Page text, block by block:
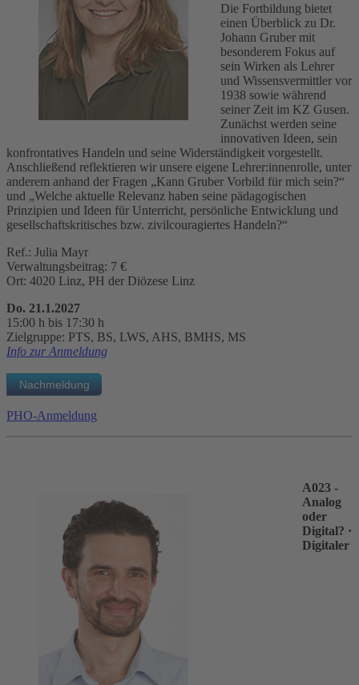
Die Fortbildung bietet
einen Überblick zu Dr.
Johann Gruber mit
besonderem Fokus auf
sein Wirken als Lehrer
und Wissensvermittler vor
1938 sowie während
seiner Zeit im KZ Gusen.
Zunächst werden seine
innovativen Ideen, sein
konfrontatives Handeln und seine Widerständigkeit vorgestellt.
Anschließend reflektieren wir unsere eigene Lehrer:innenrolle, unter
anderem anhand der Fragen „Kann Gruber Vorbild für mich sein?“
und „Welche aktuelle Relevanz haben seine pädagogischen
Prinzipien und Ideen für Unterricht, persönliche Entwicklung und
gesellschaftskritisches bzw. zivilcouragiertes Handeln?“
Ref.: Julia Mayr
Verwaltungsbeitrag: 7 €
Ort: 4020 Linz, PH der Diözese Linz
Do. 21.1.2027
15:00 h bis 17:30 h
Zielgruppe: PTS, BS, LWS, AHS, BMHS, MS
Info zur Anmeldung
PHO-Anmeldung
A023 -
Analog
oder
Digital? ·
Digitaler